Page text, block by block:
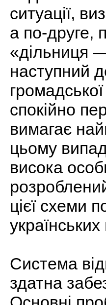
ситуації,
а по-друге,
«дільниця
наступний
спокійно
вимагає
цьому
висока
цієї схеми
Система
здатна